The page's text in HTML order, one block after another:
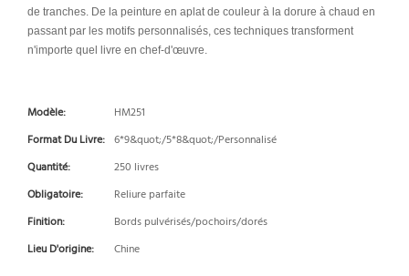
de tranches. De la peinture en aplat de couleur à la dorure à chaud en
passant par les motifs personnalisés, ces techniques transforment
n'importe quel livre en chef-d'œuvre.
Modèle:
HM251
Format Du Livre: 6*9&quot;/5*8&quot;/Personnalisé
Quantité:
250 livres
Obligatoire:
Reliure parfaite
Finition:
Bords pulvérisés/pochoirs/dorés
Lieu D'origine:
Chine